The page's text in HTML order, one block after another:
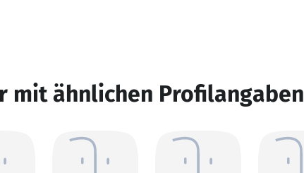
mit ähnlichen Profilangaben